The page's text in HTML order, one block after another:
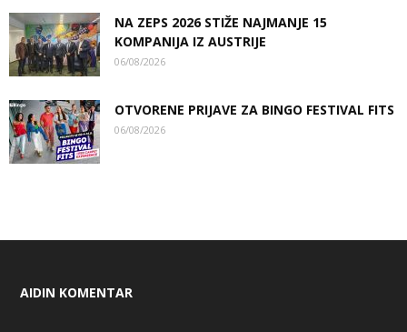
NA ZEPS 2026 STIŽE NAJMANJE 15
KOMPANIJA IZ AUSTRIJE
06/08/2026
OTVORENE PRIJAVE ZA BINGO FESTIVAL FITS
06/08/2026
AIDIN KOMENTAR